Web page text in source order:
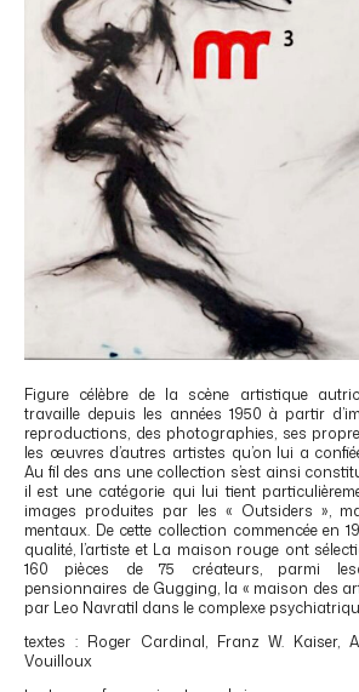
Figure célèbre de la scène artistique
travaille depuis les années 1950 à partir
reproductions, des photographies, ses
les œuvres d’autres artistes qu’on lui a
Au fil des ans une collection s’est ainsi
il est une catégorie qui lui tient
images produites par les « Outsiders »,
mentaux. De cette collection commencée en
qualité, l’artiste et La maison rouge ont
160 pièces de 75 créateurs, parmi
pensionnaires de Gugging, la « maison des
par Leo Navratil dans le complexe
textes : Roger Cardinal, Franz W. Kaiser,
Vouilloux